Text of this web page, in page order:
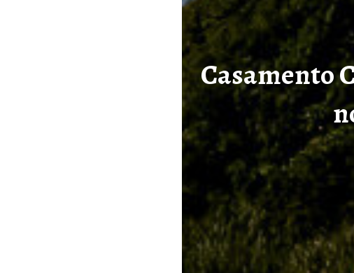
Casamento